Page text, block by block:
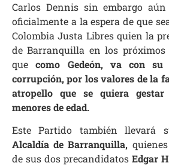
Carlos Dennis sin embargo
oficialmente a la espera de que
Colombia Justa Libres quien la
de Barranquilla en los
quecomo Gedeón, va con
corrupción, por los valores de la
atropello que se quiera
menores de edad.
Este Partido también llevará
Alcaldía de Barranquilla,
de sus dos precandidatos Edgar